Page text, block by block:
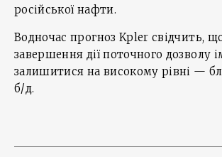
російської нафти.
Водночас прогноз Kpler свідчить,
завершення дії поточного дозволу
залишитися на високому рівні —
б/д.